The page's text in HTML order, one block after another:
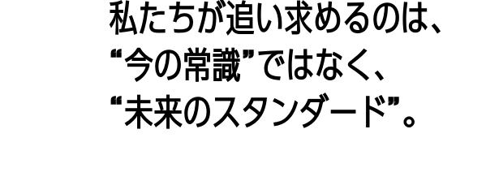
私たちが追い求めるのは、
“今の常識”ではなく、
“未来のスタンダード”。